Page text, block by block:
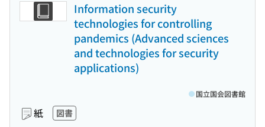
Information security
technologies for controlling
pandemics (Advanced sciences
and technologies for security
applications)
紙 図書
国立国会図書館